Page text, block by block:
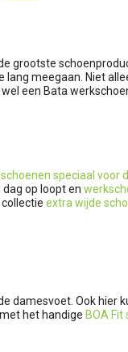
grootste
meegaan. Niet
een Bata
speciaal voor
op loopt en
extra wijde
damesvoet. Ook hier
het handige BOA Fit